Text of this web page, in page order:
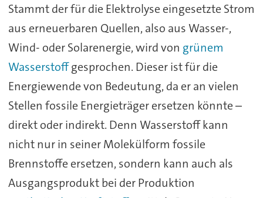
Stammt der für die Elektrolyse eingesetzte Strom
aus erneuerbaren Quellen, also aus Wasser-,
Wind- oder Solarenergie, wird von grünem
Wasserstoffgesprochen. Dieser ist für die
Energiewende von Bedeutung, da er an vielen
Stellen fossile Energieträger ersetzen könnte –
direkt oder indirekt. Denn Wasserstoff kann
nicht nur in seiner Molekülform fossile
Brennstoffe ersetzen, sondern kann auch als
Ausgangsprodukt bei der Produktion